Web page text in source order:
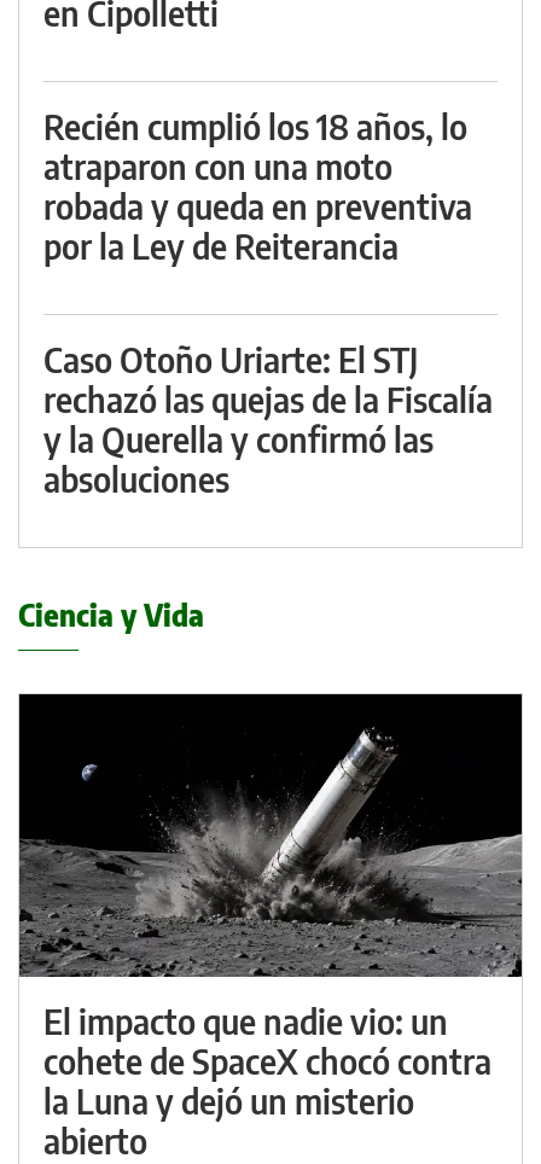
en Cipolletti
Recién cumplió los 18 años, lo
atraparon con una moto
robada y queda en preventiva
por la Ley de Reiterancia
Caso Otoño Uriarte: El STJ
rechazó las quejas de la Fiscalía
y la Querella y confirmó las
absoluciones
Ciencia y Vida
El impacto que nadie vio: un
cohete de SpaceX chocó contra
la Luna y dejó un misterio
abierto